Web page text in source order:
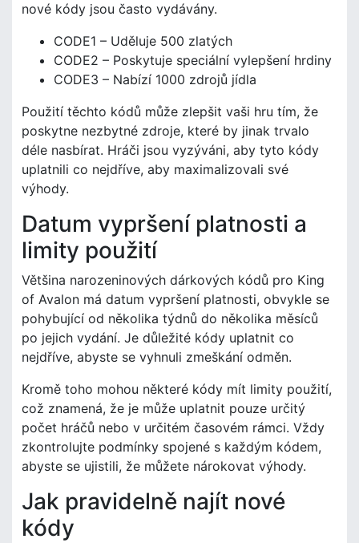
nové kódy jsou často vydávány.
CODE1 – Uděluje 500 zlatých
CODE2 – Poskytuje speciální vylepšení hrdiny
CODE3 – Nabízí 1000 zdrojů jídla
Použití těchto kódů může zlepšit vaši hru tím, že
poskytne nezbytné zdroje, které by jinak trvalo
déle nasbírat. Hráči jsou vyzýváni, aby tyto kódy
uplatnili co nejdříve, aby maximalizovali své
výhody.
Datum vypršení platnosti a
limity použití
Většina narozeninových dárkových kódů pro King
of Avalon má datum vypršení platnosti, obvykle se
pohybující od několika týdnů do několika měsíců
po jejich vydání. Je důležité kódy uplatnit co
nejdříve, abyste se vyhnuli zmeškání odměn.
Kromě toho mohou některé kódy mít limity použití,
což znamená, že je může uplatnit pouze určitý
počet hráčů nebo v určitém časovém rámci. Vždy
zkontrolujte podmínky spojené s každým kódem,
abyste se ujistili, že můžete nárokovat výhody.
Jak pravidelně najít nové
kódy